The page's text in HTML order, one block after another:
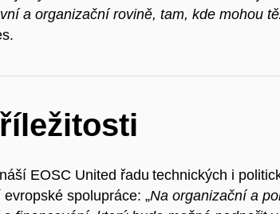
a organizační rovině, tam, kde mohou
EOSC United řadu technických i
spolupráce: „Na organizační a